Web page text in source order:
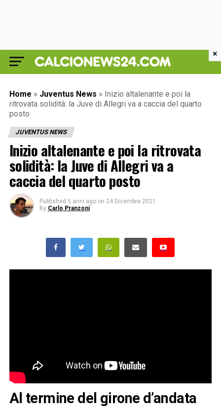
Home » Juventus News » Inizio altalenante e poi la
ritrovata solidità: la Juve di Allegri va a caccia del quarto
posto
JUVENTUS NEWS
Inizio altalenante e poi la ritrovata
solidità: la Juve di Allegri va a
caccia del quarto posto
Published 5 anni ago on 24 Dicembre 2021
By Carlo Pranzoni
Al termine del girone d’andata
×